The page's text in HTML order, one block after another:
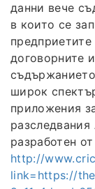
данни вече
в които се
договорните
широк
приложения
разработен
http://
link=https://